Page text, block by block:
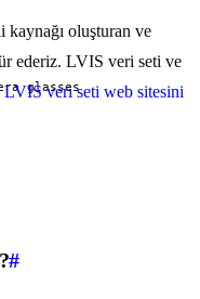
oluşturan ve
ederiz. LVIS veri seti ve
LVIS veri seti web sitesini
#